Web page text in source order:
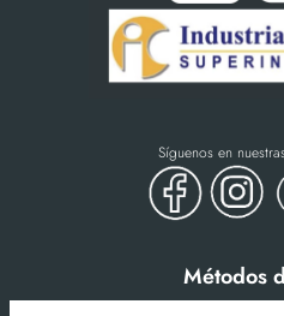
Síguenos en
Métodos